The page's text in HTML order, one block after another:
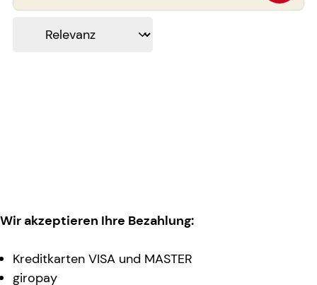
Wir akzeptieren Ihre Bezahlung:
Kreditkarten VISA und MASTER
giropay